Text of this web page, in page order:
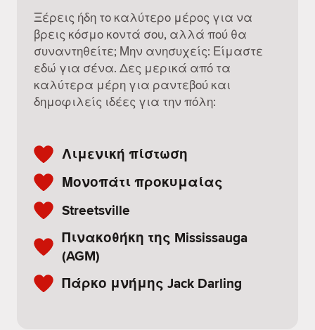
Ξέρεις ήδη το καλύτερο μέρος για να
βρεις κόσμο κοντά σου, αλλά πού θα
συναντηθείτε; Μην ανησυχείς: Είμαστε
εδώ για σένα. Δες μερικά από τα
καλύτερα μέρη για ραντεβού και
δημοφιλείς ιδέες για την πόλη:
Λιμενική πίστωση
Μονοπάτι προκυμαίας
Streetsville
Πινακοθήκη της Mississauga
(AGM)
Πάρκο μνήμης Jack Darling